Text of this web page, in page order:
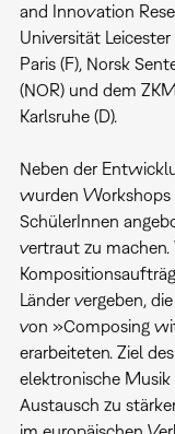
and Innovation
Universität
Paris (F), Norsk
(NOR) und dem
Karlsruhe (D).
Neben der
wurden Workshops
SchülerInnen
vertraut zu
Länder vergeben,
von »Composing
erarbeiteten. Ziel
elektronische Musik
Austausch zu